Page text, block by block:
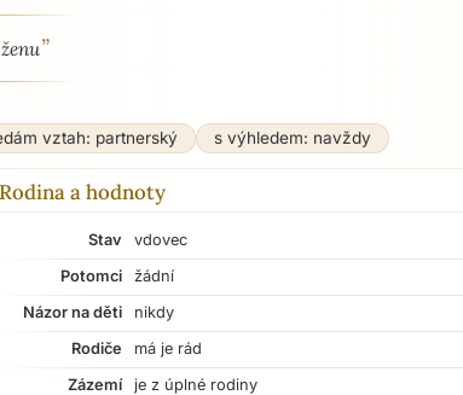
”
vztah: partnerský s výhledem: navždy
Rodina a hodnoty
Stav
vdovec
Potomci
žádní
Názor na děti
nikdy
Rodiče
má je rád
Zázemí
je z úplné rodiny